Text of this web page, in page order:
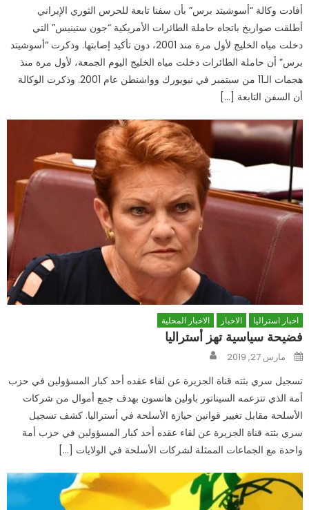
أفادت وكالة “أسوشيتد برس” بأن سفنا تابعة للحرس الثوري الإيراني
أطلقت صواريخ باتجاه حاملة الطائرات الأمريكية “جون ستينيس” التي
دخلت مياه الخليج لأول مرة منذ 2001، دون تأكيد إصابتها. وذكرت “أسوشيتد
برس” أن حاملة الطائرات دخلت مياه الخليج اليوم الجمعة، لأول مرة منذ
هجمات الـ11 من سبتمبر في نيويورك وواشنطن عام 2001. وذكرت الوكالة
أن السفن التابعة […]
اخبار استراليا الاخبار الاخبار المحلية
فضيحة سياسية تهز أستراليا
Posted
onمارس 27, 2019
تسجيل سري بثته قناة الجزيرة عن لقاء عقده أحد كبار المسؤولين في حزب
أمة الذي تتزعمه السيناتور باولين هانسون بهدف جمع أموال من شركات
الأسلحة مقابل تغيير قوانين حيازة الأسلحة في أستراليا. كشف تسجيل
سري بثته قناة الجزيرة عن لقاء عقده أحد كبار المسؤولين في حزب أمة
واحدة مع الجماعات الممثلة لشركات الأسلحة في الولايات […]